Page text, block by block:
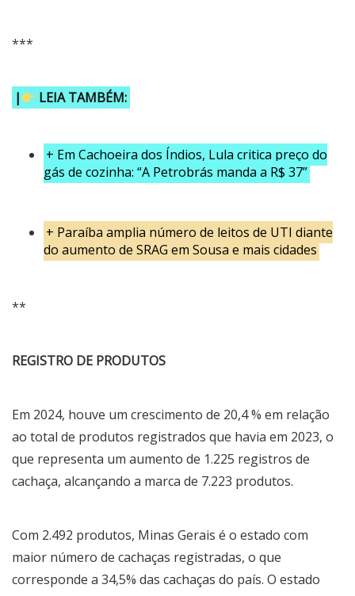
***
| LEIA TAMBÉM:
+ Em Cachoeira dos Índios, Lula critica preço do
gás de cozinha: “A Petrobrás manda a R$ 37”
+ Paraíba amplia número de leitos de UTI diante
do aumento de SRAG em Sousa e mais cidades
**
REGISTRO DE PRODUTOS
Em 2024, houve um crescimento de 20,4 % em relação
ao total de produtos registrados que havia em 2023, o
que representa um aumento de 1.225 registros de
cachaça, alcançando a marca de 7.223 produtos.
Com 2.492 produtos, Minas Gerais é o estado com
maior número de cachaças registradas, o que
corresponde a 34,5% das cachaças do país. O estado